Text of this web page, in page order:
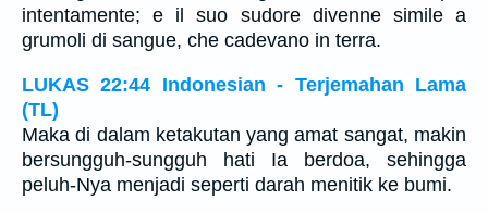
intentamente; e il suo sudore divenne simile a
grumoli di sangue, che cadevano in terra.
LUKAS 22:44 Indonesian - Terjemahan Lama
(TL)
Maka di dalam ketakutan yang amat sangat, makin
bersungguh-sungguh hati Ia berdoa, sehingga
peluh-Nya menjadi seperti darah menitik ke bumi.